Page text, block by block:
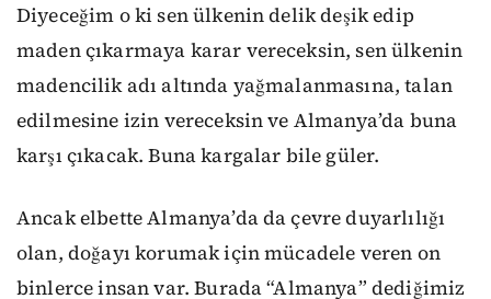
Diyeceğim o ki sen ülkenin delik deşik edip
maden çıkarmaya karar vereceksin, sen ülkenin
madencilik adı altında yağmalanmasına, talan
edilmesine izin vereceksin ve Almanya’da buna
karşı çıkacak. Buna kargalar bile güler.
Ancak elbette Almanya’da da çevre duyarlılığı
olan, doğayı korumak için mücadele veren on
binlerce insan var. Burada “Almanya” dediğimiz